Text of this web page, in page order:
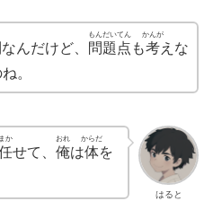
なんだけど、 問題点
もんだいてん
も考
かんが
えな
。
はると
まか
せて、 俺
おれ
は体
からだ
を